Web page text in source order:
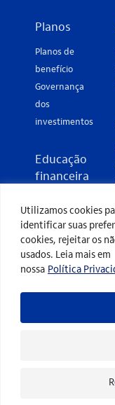
Utilizamos cookies
identificar suas
cookies, rejeitar os
usados. Leia mais em
nossa Política
Planos
Planos de
benefício
Governança
dos
investimentos
Educação
financeira
investimento
Imposto de
renda
Eventos